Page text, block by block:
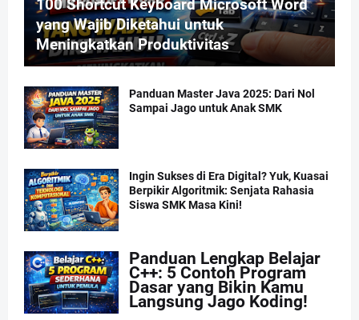
100 Shortcut Keyboard Microsoft Word
yang Wajib Diketahui untuk
Meningkatkan Produktivitas
Panduan Master Java 2025: Dari Nol
Sampai Jago untuk Anak SMK
Ingin Sukses di Era Digital? Yuk, Kuasai
Berpikir Algoritmik: Senjata Rahasia
Siswa SMK Masa Kini!
Panduan Lengkap Belajar
C++: 5 Contoh Program
Dasar yang Bikin Kamu
Langsung Jago Koding!